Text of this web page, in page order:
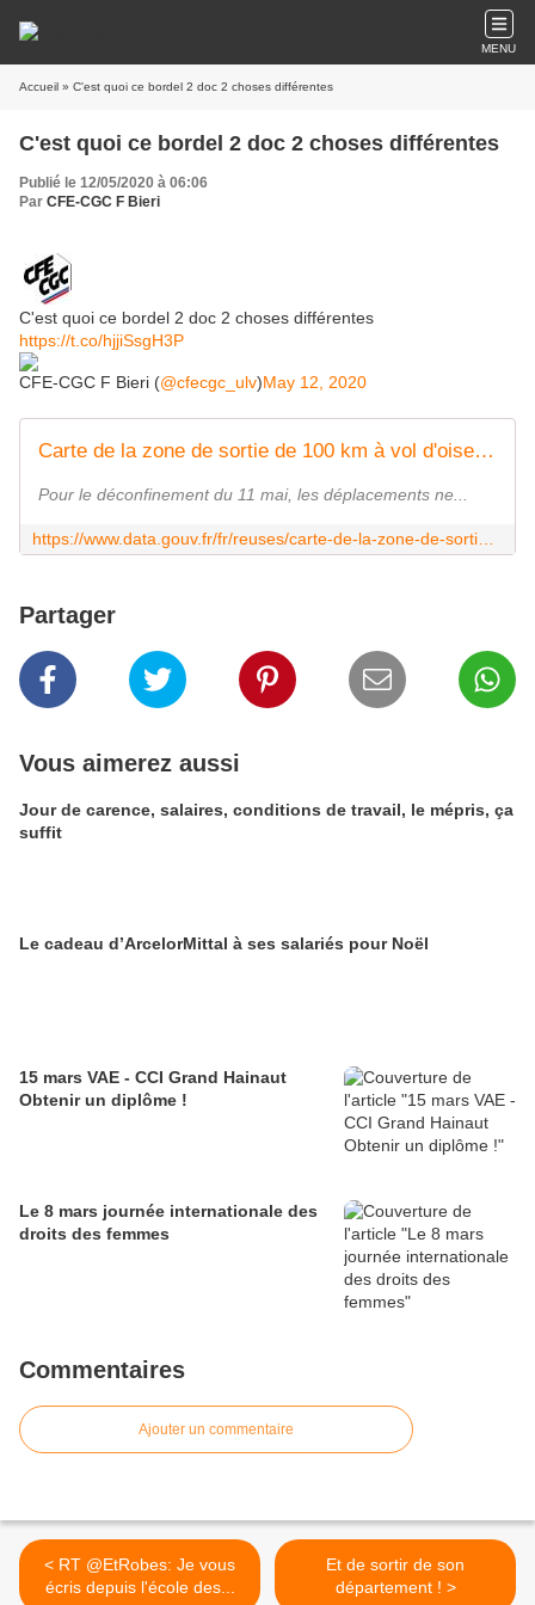
MENU
Accueil » C'est quoi ce bordel 2 doc 2 choses différentes
C'est quoi ce bordel 2 doc 2 choses différentes
Publié le 12/05/2020 à 06:06
Par CFE-CGC F Bieri
C'est quoi ce bordel 2 doc 2 choses différentes
https://t.co/hjjiSsgH3P
CFE-CGC F Bieri (@cfecgc_ulv)May 12, 2020
Carte de la zone de sortie de 100 km à vol d'oiseau autour du domicile pour le déconfinement - data.gouv.fr
Pour le déconfinement du 11 mai, les déplacements ne...
Partager
Vous aimerez aussi
Jour de carence, salaires, conditions de travail, le mépris, ça
suffit
Le cadeau d’ArcelorMittal à ses salariés pour Noël
15 mars VAE - CCI Grand Hainaut
Obtenir un diplôme !
Le 8 mars journée internationale des
droits des femmes
Commentaires
Ajouter un commentaire
< RT @EtRobes: Je vous
écris depuis l'école des...
Et de sortir de son
département ! >